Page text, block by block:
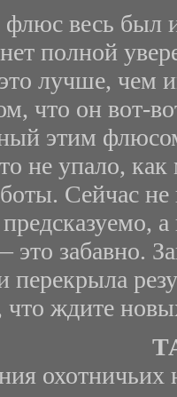
весь был
полной
лучше,
что он вот-
этим
не упало,
Сейчас
забавно.
перекрыла
ждите